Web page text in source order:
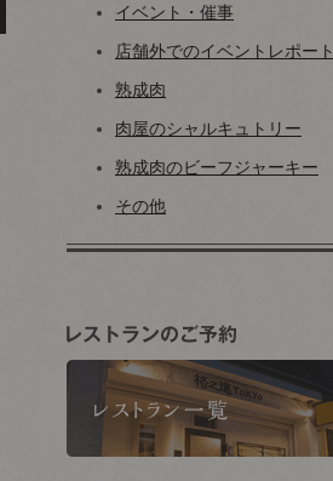
イベント・催事
店舗外でのイベントレポート
熟成肉
肉屋のシャルキュトリー
熟成肉のビーフジャーキー
その他